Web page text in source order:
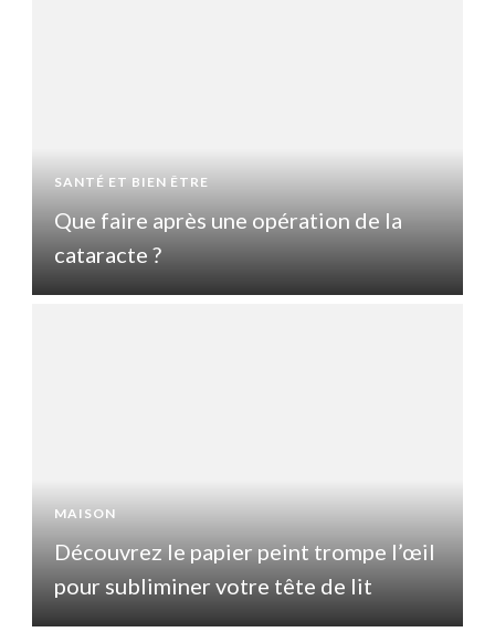
SANTÉ ET BIEN ÊTRE
Que faire après une opération de la
cataracte ?
MAISON
Découvrez le papier peint trompe l’œil
pour subliminer votre tête de lit